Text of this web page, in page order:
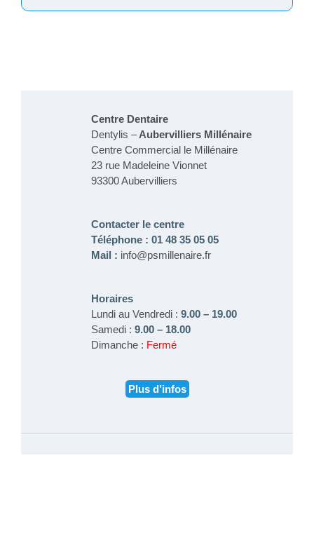
Centre Dentaire
Dentylis –Aubervilliers Millénaire
Centre Commercial le Millénaire
23 rue Madeleine Vionnet
93300 Aubervilliers
Contacter le centre
Téléphone : 01 48 35 05 05
Mail : info@psmillenaire.fr
Horaires
Lundi au Vendredi : 9.00 – 19.00
Samedi : 9.00 – 18.00
Dimanche : Fermé
Plus d’infos